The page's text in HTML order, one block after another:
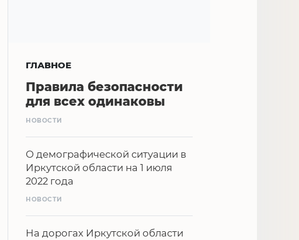
ГЛАВНОЕ
Правила безопасности
для всех одинаковы
НОВОСТИ
О демографической ситуации в
Иркутской области на 1 июля
2022 года
НОВОСТИ
На дорогах Иркутской области